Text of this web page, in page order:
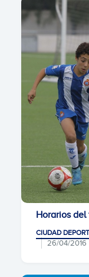
Horarios
CIUDAD
26/04/2016